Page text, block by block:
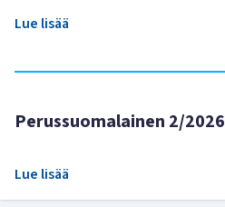
Lue lisää
Perussuomalainen 2/2026
Lue lisää